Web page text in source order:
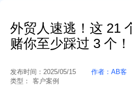
外贸人速逃！这 21
赌你至少踩过 3 个！
发布时间： 2025/05/15 作者： AB客
类型：
客户案例